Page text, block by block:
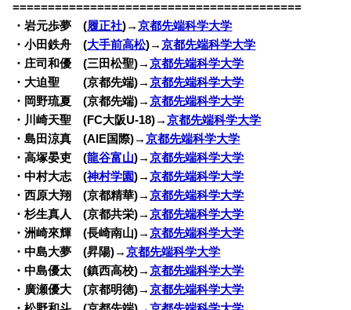
=========================================
・岩元歩夢 (履正社)→京都先端科学大学
・小田鉄舟 (大手前高松)→京都先端科学大学
・庄司和優 (三田松聖)→京都先端科学大学
・大迫聖 (京都先端)→京都先端科学大学
・岡野琉夏 (京都先端)→京都先端科学大学
・川崎天聖 (FC大阪U-18)→京都先端科学大学
・島田涼真 (AIE国際)→京都先端科学大学
・高塚晏吏 (龍谷富山)→京都先端科学大学
・中村大志 (神村学園)→京都先端科学大学
・西原大翔 (京都精華)→京都先端科学大学
・杉生真人 (京都共栄)→京都先端科学大学
・洲崎來輝 (長崎南山)→京都先端科学大学
・中島大夢 (昇陽)→京都先端科学大学
・中島優太 (鎮西高校)→京都先端科学大学
・廣瀬優大 (京都明徳)→京都先端科学大学